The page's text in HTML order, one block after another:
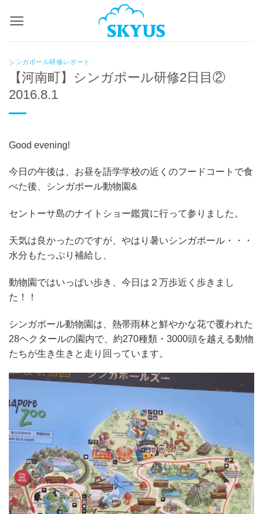
シンガポール研修レポート
【河南町】シンガポール研修2日目②
2016.8.1
Good evening!
今日の午後は、お昼を語学学校の近くのフードコートで食
べた後、シンガポール動物園&
セントーサ島のナイトショー鑑賞に行って参りました。
天気は良かったのですが、やはり暑いシンガポール・・・
水分もたっぷり補給し、
動物園ではいっぱい歩き、今日は２万歩近く歩きまし
た！！
シンガポール動物園は、熱帯雨林と鮮やかな花で覆われた
28ヘクタールの園内で、約270種類・3000頭を越える動物
たちが生き生きと走り回っています。